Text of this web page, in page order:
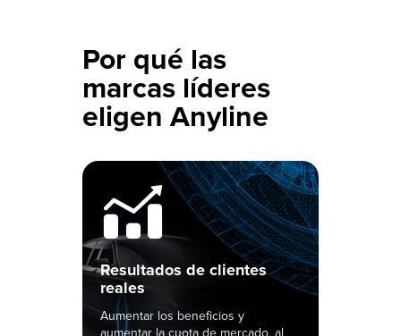
Por qué las
marcas líderes
eligen Anyline
Resultados de clientes
reales
Aumentar los beneficios y
aumentar la cuota de mercado, al